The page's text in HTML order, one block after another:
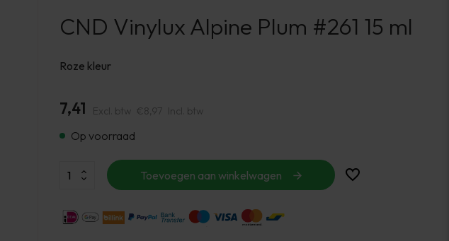
Account
aanmaken
CND Vinylux Alpine Plum #261 15 ml
Roze kleur
7,41 Excl. btw €8,97 Incl. btw
Op voorraad
Toevoegen aan winkelwagen